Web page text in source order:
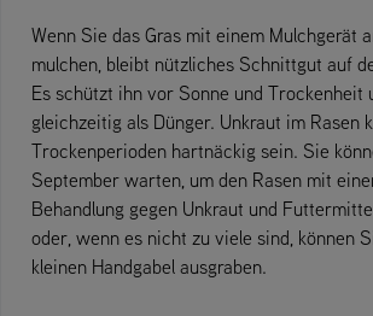
Wenn Sie das Gras mit einem Mulchgerät
mulchen, bleibt nützliches Schnittgut auf
Es schützt ihn vor Sonne und Trockenheit
gleichzeitig als Dünger. Unkraut im Rasen
Trockenperioden hartnäckig sein. Sie
September warten, um den Rasen mit
Behandlung gegen Unkraut und
oder, wenn es nicht zu viele sind, können
kleinen Handgabel ausgraben.